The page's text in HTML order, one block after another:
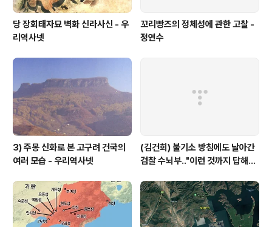
당 장회태자묘 벽화 신라사신 - 우
리역사넷
꼬리빵즈의 정체성에 관한 고찰 -
정연수
3) 주몽 신화로 본 고구려 건국의
여러 모습 - 우리역사넷
(김건희) 불기소 방침에도 날아간
검찰 수뇌부‥"이런 것까지 답해야